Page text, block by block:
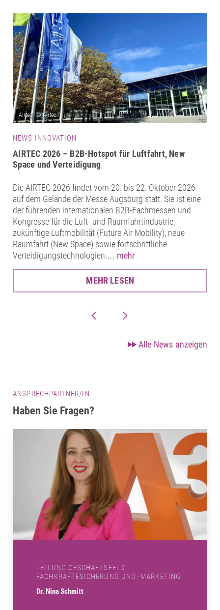
NEWS INNOVATION
AIRTEC 2026 – B2B-Hotspot für Luftfahrt, New
Space und Verteidigung
Die AIRTEC 2026 findet vom 20. bis 22. Oktober 2026
auf dem Gelände der Messe Augsburg statt. Sie ist eine
der führenden internationalen B2B-Fachmessen und
Kongresse für die Luft- und Raumfahrtindustrie,
zukünftige Luftmobilität (Future Air Mobility), neue
Raumfahrt (New Space) sowie fortschrittliche
Verteidigungstechnologien.... mehr
MEHR LESEN
Alle News anzeigen
ANSPRECHPARTNER/IN
Haben Sie Fragen?
LEITUNG GESCHÄFTSFELD
FACHKRÄFTESICHERUNG UND -MARKETING
Dr. Nina Schmitt